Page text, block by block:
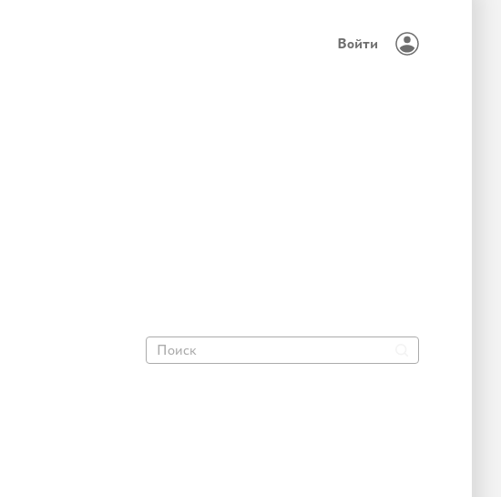
Войти